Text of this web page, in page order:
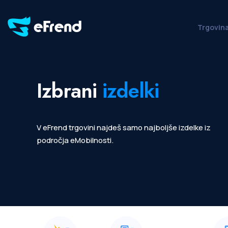
Izbrani izdelki
V eFrend trgovini najdeš samo najboljše izdelke iz
področja eMobilnosti.